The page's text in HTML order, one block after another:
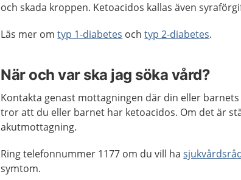
och skada kroppen. Ketoacidos kallas även
Läs mer omtyp 1-diabetes ochtyp 2-diabetes.
När och var ska jag söka vård?
Kontakta genast mottagningen där din eller
tror att du eller barnet har ketoacidos. Om det är
akutmottagning.
Ring telefonnummer 1177 om du vill ha
symtom.